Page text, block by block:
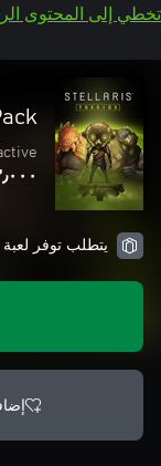
تخطي إلى المحتوى
٣٫٠٠٠
يتطلب توفر لعبة